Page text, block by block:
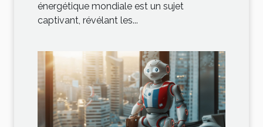
énergétique mondiale est un sujet
captivant, révélant les...